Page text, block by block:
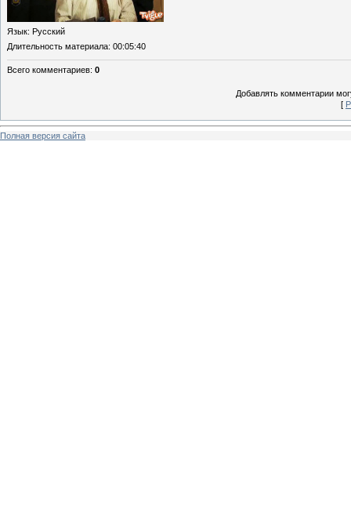
Язык: Русский
Длительность материала: 00:05:40
Всего комментариев: 0
Добавлять комментарии
[
Полная версия сайта